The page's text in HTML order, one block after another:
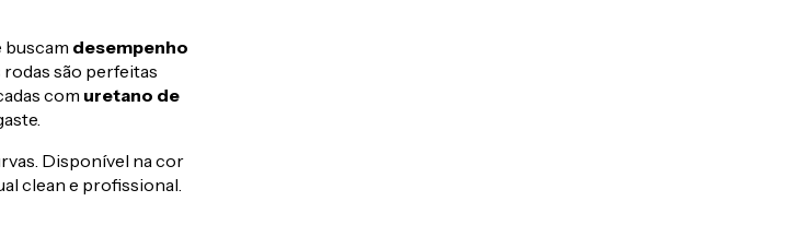
buscam desempenho
rodas são perfeitas
com uretano de
Disponível na cor
clean e profissional.